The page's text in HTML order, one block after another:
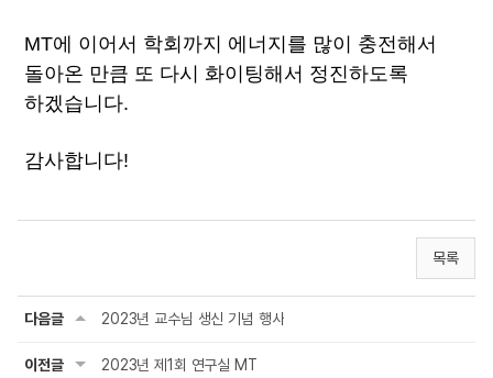
MT에 이어서 학회까지 에너지를 많이 충전해서
돌아온 만큼 또 다시 화이팅해서 정진하도록
하겠습니다.
감사합니다!
목록
다음글 2023년 교수님 생신 기념 행사
이전글 2023년 제1회 연구실 MT